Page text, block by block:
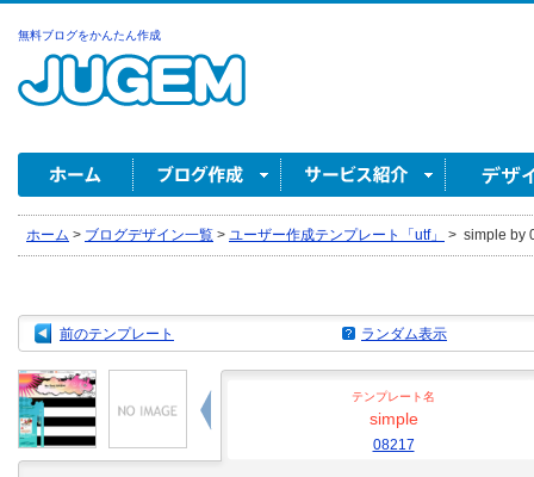
無料ブログをかんたん作成
ホーム > ブログデザイン一覧 > ユーザー作成テンプレート「utf」 > simple by
前のテンプレート ランダム表示
テンプレート名
simple
08217